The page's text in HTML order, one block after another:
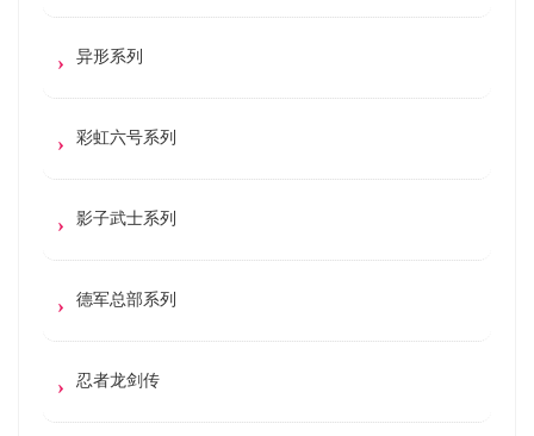
异形系列
彩虹六号系列
影子武士系列
德军总部系列
忍者龙剑传